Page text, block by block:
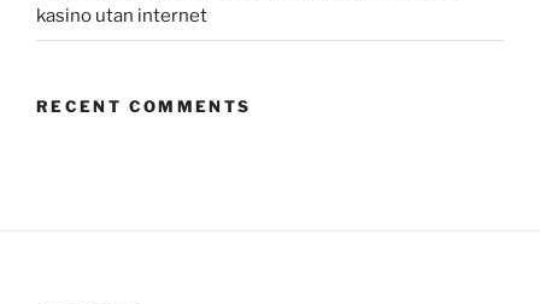
kasino utan internet
RECENT COMMENTS